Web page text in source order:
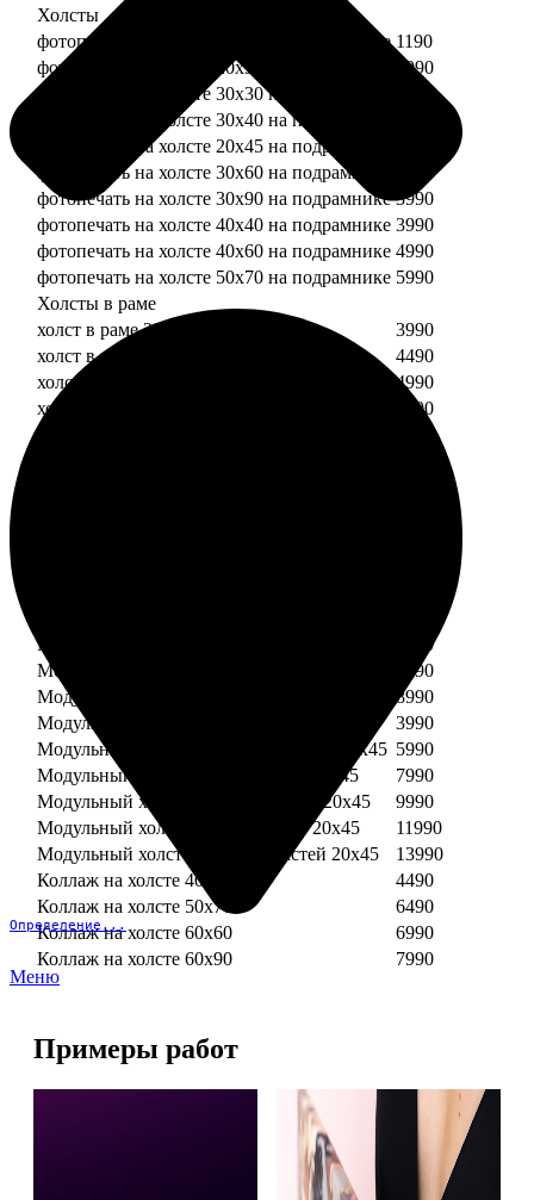
Определение...
Меню
Холсты
фотопечать на холсте 20х20 на подрамнике 1190
фотопечать на холсте 20х30 на подрамнике
1990
фотопечать на холсте 30х30 на подрамнике
фотопечать на холсте 30х40 на подрамнике
фотопечать на холсте 20х45 на подрамнике
фотопечать на холсте 30х60 на подрамнике
фотопечать на холсте 30х90 на подрамнике 3990
фотопечать на холсте 40х40 на подрамнике 3990
фотопечать на холсте 40х60 на подрамнике 4990
фотопечать на холсте 50х70 на подрамнике 5990
Холсты в раме
холст в раме 20х20
3990
холст в раме 20х30
4490
холст в раме 30х30
4990
холст в раме 30х40
5490
Модульный холст из трех частей 30х40
7490
Модульный холст из двух частей 40х40
5990
Модульный холст из трех частей 40х40
8990
Модульный холст из трех частей 20х45
3990
Модульный холст из четырех частей 20х45 5990
Модульный холст из пяти частей 20х45
7990
Модульный холст из шести частей 20х45
9990
Модульный холст из семи частей 20х45
11990
Модульный холст из восьми частей 20х45
13990
Коллаж на холсте 40х40
4490
Коллаж на холсте 50х70
6490
Коллаж на холсте 60х60
6990
Коллаж на холсте 60х90
7990
Примеры работ